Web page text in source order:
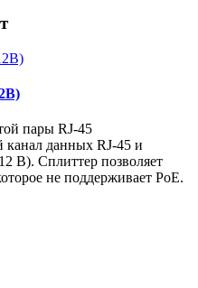
пары RJ-45
канал данных RJ-45 и
В). Сплиттер позволяет
не поддерживает PoE.